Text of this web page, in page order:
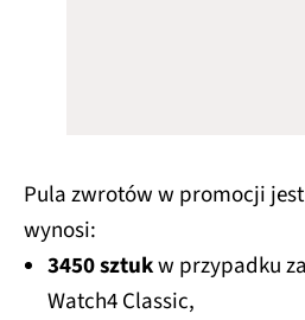
Pula zwrotów w promocji
wynosi:
3450 sztukw przypadku
Watch4 Classic,